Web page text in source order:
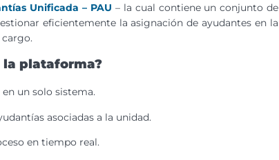
Unificada – PAU – la cual contiene un conjunto de
eficientemente la asignación de ayudantes en la
la plataforma?
un solo sistema.
asociadas a la unidad.
en tiempo real.